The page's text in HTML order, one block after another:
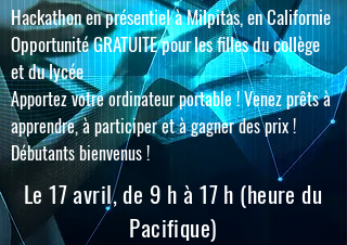
Hackathon en présentiel à Milpitas, en Californie
Opportunité GRATUITE pourles filles du collège
et du lycée
Apportez votre ordinateur portable ! Venez prêtsà
apprendre, à participer et à gagner des prix !
Débutants bienvenus !
Le 17 avril, de 9 h à 17 h (heure du
Pacifique)